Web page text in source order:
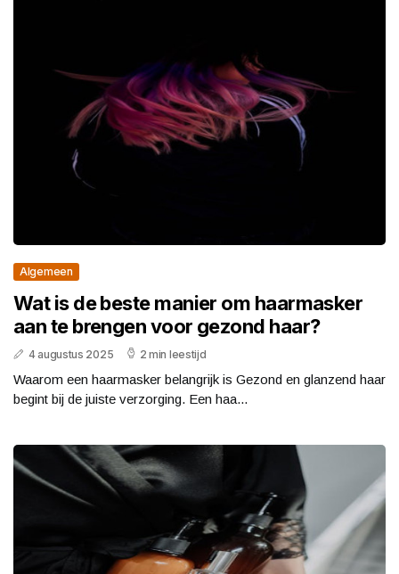
Algemeen
Wat is de beste manier om haarmasker
aan te brengen voor gezond haar?
4 augustus 2025 2 min leestijd
Waarom een haarmasker belangrijk is Gezond en glanzend haar
begint bij de juiste verzorging. Een haa...